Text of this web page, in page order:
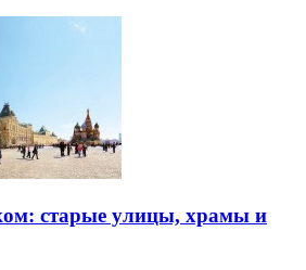
старые улицы, храмы и